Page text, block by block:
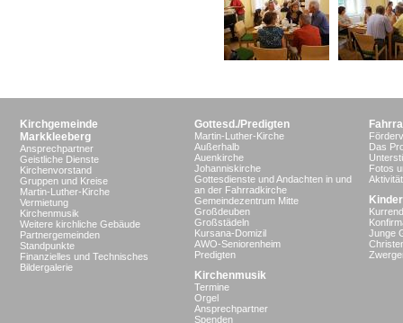
Kirchgemeinde
Markkleeberg
Ansprechpartner
Geistliche Dienste
Kirchenvorstand
Gruppen und Kreise
Martin-Luther-Kirche
Vermietung
Kirchenmusik
Weitere kirchliche Gebäude
Partnergemeinden
Standpunkte
Finanzielles und Technisches
Bildergalerie
Gottesd./Predigten
Martin-Luther-Kirche
Außerhalb
Auenkirche
Johanniskirche
Gottesdienste und Andachten in und
an der Fahrradkirche
Gemeindezentrum Mitte
Großdeuben
Großstädeln
Kursana-Domizil
AWO-Seniorenheim
Predigten
Kirchenmusik
Termine
Orgel
Ansprechpartner
Spenden
Das
Fotos
Junge